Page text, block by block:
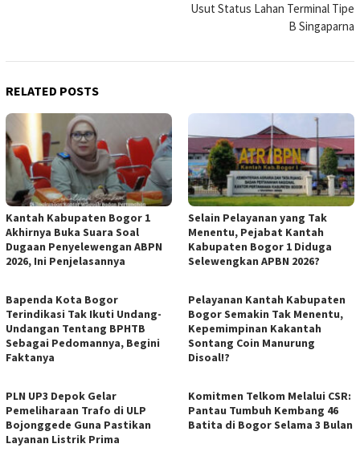
Usut Status Lahan Terminal Tipe
B Singaparna
RELATED POSTS
Kantah Kabupaten Bogor 1
Akhirnya Buka Suara Soal
Dugaan Penyelewengan ABPN
2026, Ini Penjelasannya
Selain Pelayanan yang Tak
Menentu, Pejabat Kantah
Kabupaten Bogor 1 Diduga
Selewengkan APBN 2026?
Bapenda Kota Bogor
Terindikasi Tak Ikuti Undang-
Undangan Tentang BPHTB
Sebagai Pedomannya, Begini
Faktanya
Pelayanan Kantah Kabupaten
Bogor Semakin Tak Menentu,
Kepemimpinan Kakantah
Sontang Coin Manurung
Disoal!?
PLN UP3 Depok Gelar
Pemeliharaan Trafo di ULP
Bojonggede Guna Pastikan
Layanan Listrik Prima
Komitmen Telkom Melalui CSR:
Pantau Tumbuh Kembang 46
Batita di Bogor Selama 3 Bulan